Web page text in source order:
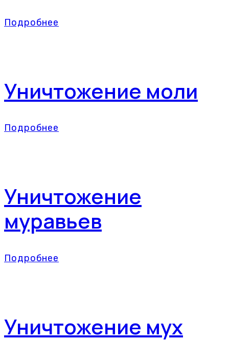
Подробнее
Уничтожение моли
Подробнее
Уничтожение
муравьев
Подробнее
Уничтожение мух